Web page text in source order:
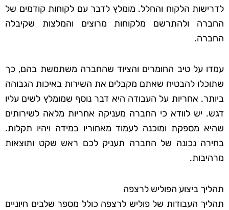
לדרישות הלקוח והחלל. מומלץ לדבר עם לקוחות קודמים של
החברה ולהתרשם מלקוחות מרוצים והמלצות שקיבלה
החברה.
עמדו על טיב החומרים והציוד שהחברה משתמשת בהם, כך
שתוכלו להבטיח שאתם מקבלים את השירות באיכות הגבוהה
ביותר. אחריות על העבודה היא דבר נוסף שמומלץ לשים עליו
דגש. יש לוודא כי החברה מעניקה אחריות מלאה לשירותים
שהיא מספקת ומוכנה לעמוד מאחוריו במידה ויהיו תקלות.
בחירה נכונה של החברה תעניק לכם ראש שקט ותוצאות
מרהיבות.
תהליך ביצוע הפוליש לרצפה
תהליך העבודות של פוליש לרצפה כולל מספר שלבים חיוניים